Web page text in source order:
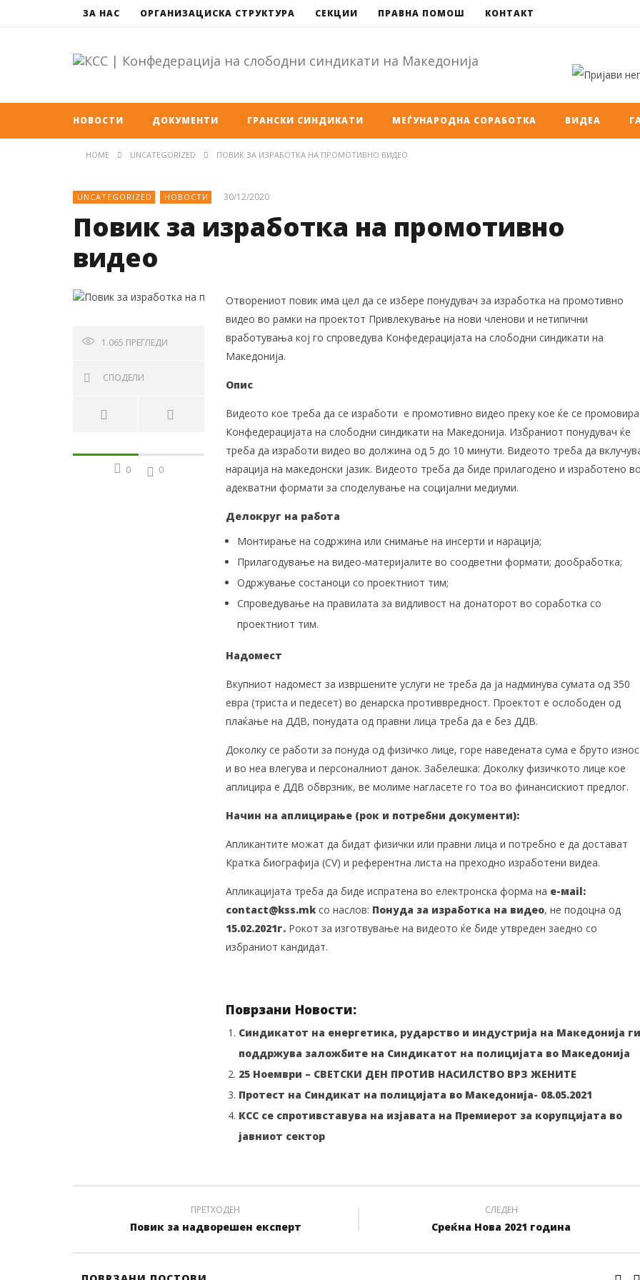
ЗА НАС ОРГАНИЗАЦИСКА СТРУКТУРА СЕКЦИИ ПРАВНА ПОМОШ КОНТАКТ
НОВОСТИ ДОКУМЕНТИ ГРАНСКИ СИНДИКАТИ МЕЃУНАРОДНА СОРАБОТКА ВИДЕА
HOME UNCATEGORIZED ПОВИК ЗА ИЗРАБОТКА НА ПРОМОТИВНО ВИДЕО
UNCATEGORIZED НОВОСТИ 30/12/2020
Повик за изработка на промотивно
видео
1.065 ПРЕГЛЕДИ
СПОДЕЛИ
0 0
Отворениот повик има цел да се избере понудувач за изработка на промотивно
видео во рамки на проектот Привлекување на нови членови и нетипични
вработувања кој го спроведува Конфедерацијата на слободни синдикати на
Македонија.
Опис
Видеото кое треба да се изработи е промотивно видео преку кое ќе се промовира
Конфедерацијата на слободни синдикати на Македонија. Избраниот понудувач ќе
треба да изработи видео во должина од 5 до 10 минути. Видеото треба да
нарација на македонски јазик. Видеото треба да биде прилагодено и изработено во
адекватни формати за споделување на социјални медиуми.
Делокруг на работа
Монтирање на содржина или снимање на инсерти и нарација;
Прилагодување на видео-материјалите во соодветни формати; дообработка;
Одржување состаноци со проектниот тим;
Спроведување на правилата за видливост на донаторот во соработка со
проектниот тим.
Надомест
Вкупниот надомест за извршените услуги не треба да ја надминува сумата од 350
евра (триста и педесет) во денарска противвредност. Проектот е ослободен од
плаќање на ДДВ, понудата од правни лица треба да е без ДДВ.
Доколку се работи за понуда од физичко лице, горе наведената сума е бруто износ
и во неа влегува и персоналниот данок. Забелешка: Доколку физичкото лице кое
аплицира е ДДВ обврзник, ве молиме нагласете го тоа во финансискиот предлог.
Начин на аплицирање (рок и потребни документи):
Апликантите можат да бидат физички или правни лица и потребно е да достават
Кратка биографија (CV) и референтна листа на преходно изработени видеа.
Апликацијата треба да биде испратена во електронска форма на е-мail:
contact@kss.mkсо наслов: Понуда за изработка на видеo, не подоцна од
15.02.2021г.Рокот за изготвување на видеото ќе биде утвреден заедно со
избраниот кандидат.
Поврзани Новости:
Синдикатот на енергетика, рударство и индустрија на Македонија ги
поддржува заложбите на Синдикатот на полицијата во Македонија
25 Ноември – СВЕТСКИ ДЕН ПРОТИВ НАСИЛСТВО ВРЗ ЖЕНИТЕ
Протест на Синдикат на полицијата во Македонија- 08.05.2021
КСС се спротивставува на изјавата на Премиерот за корупцијата во
јавниот сектор
ПРЕТХОДЕН
Повик за надворешен експерт
СЛЕДЕН
Среќна Нова 2021 година